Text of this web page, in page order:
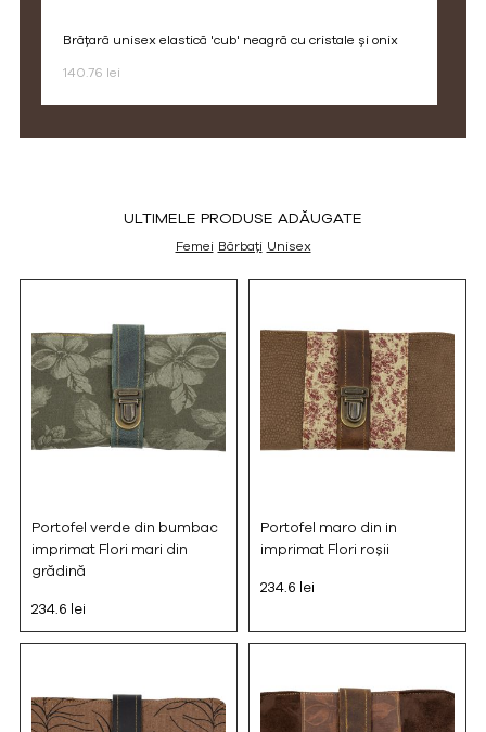
brățară unisex elastică 'cub' neagră cu cristale și onix
140.76 lei
ULTIMELE PRODUSE ADĂUGATE
Femei Bărbați Unisex
Portofel verde din bumbac
imprimat Flori mari din
grădină
234.6 lei
Portofel maro din in
imprimat Flori roșii
234.6 lei